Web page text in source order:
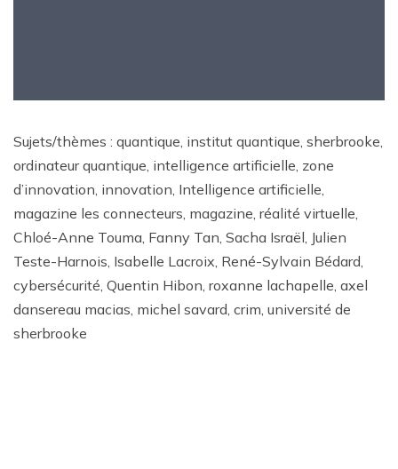
Sujets/thèmes : quantique, institut quantique, sherbrooke,
ordinateur quantique, intelligence artificielle, zone
d’innovation, innovation, Intelligence artificielle,
magazine les connecteurs, magazine, réalité virtuelle,
Chloé-Anne Touma, Fanny Tan, Sacha Israël, Julien
Teste-Harnois, Isabelle Lacroix, René-Sylvain Bédard,
cybersécurité, Quentin Hibon, roxanne lachapelle, axel
dansereau macias, michel savard, crim, université de
sherbrooke